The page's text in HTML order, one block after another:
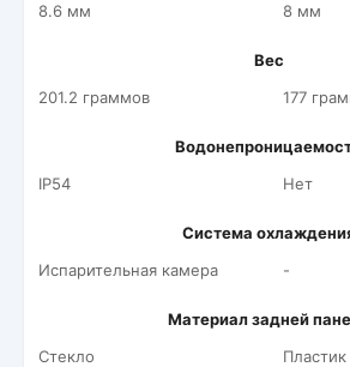
8.6 мм
8 мм
Вес
201.2 граммов
177
IP54
Нет
Система
Испарительная камера
-
Материал задней
Стекло
Пластик